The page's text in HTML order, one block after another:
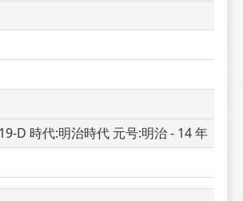
D 時代:明治時代 元号:明治 - 14 年